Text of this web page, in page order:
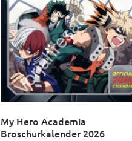
My Hero Academia
Broschurkalender 2026